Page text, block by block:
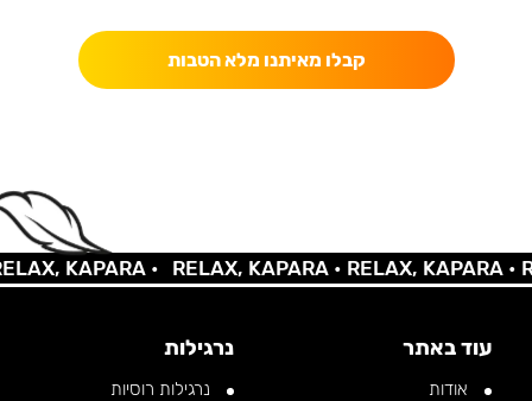
קבלו מאיתנו מלא הטבות
KAPARA • RELAX, KAPARA •RELAX, KAPARA •
עוד באתר
אודות
נרגילות
נרגילות רוסיות